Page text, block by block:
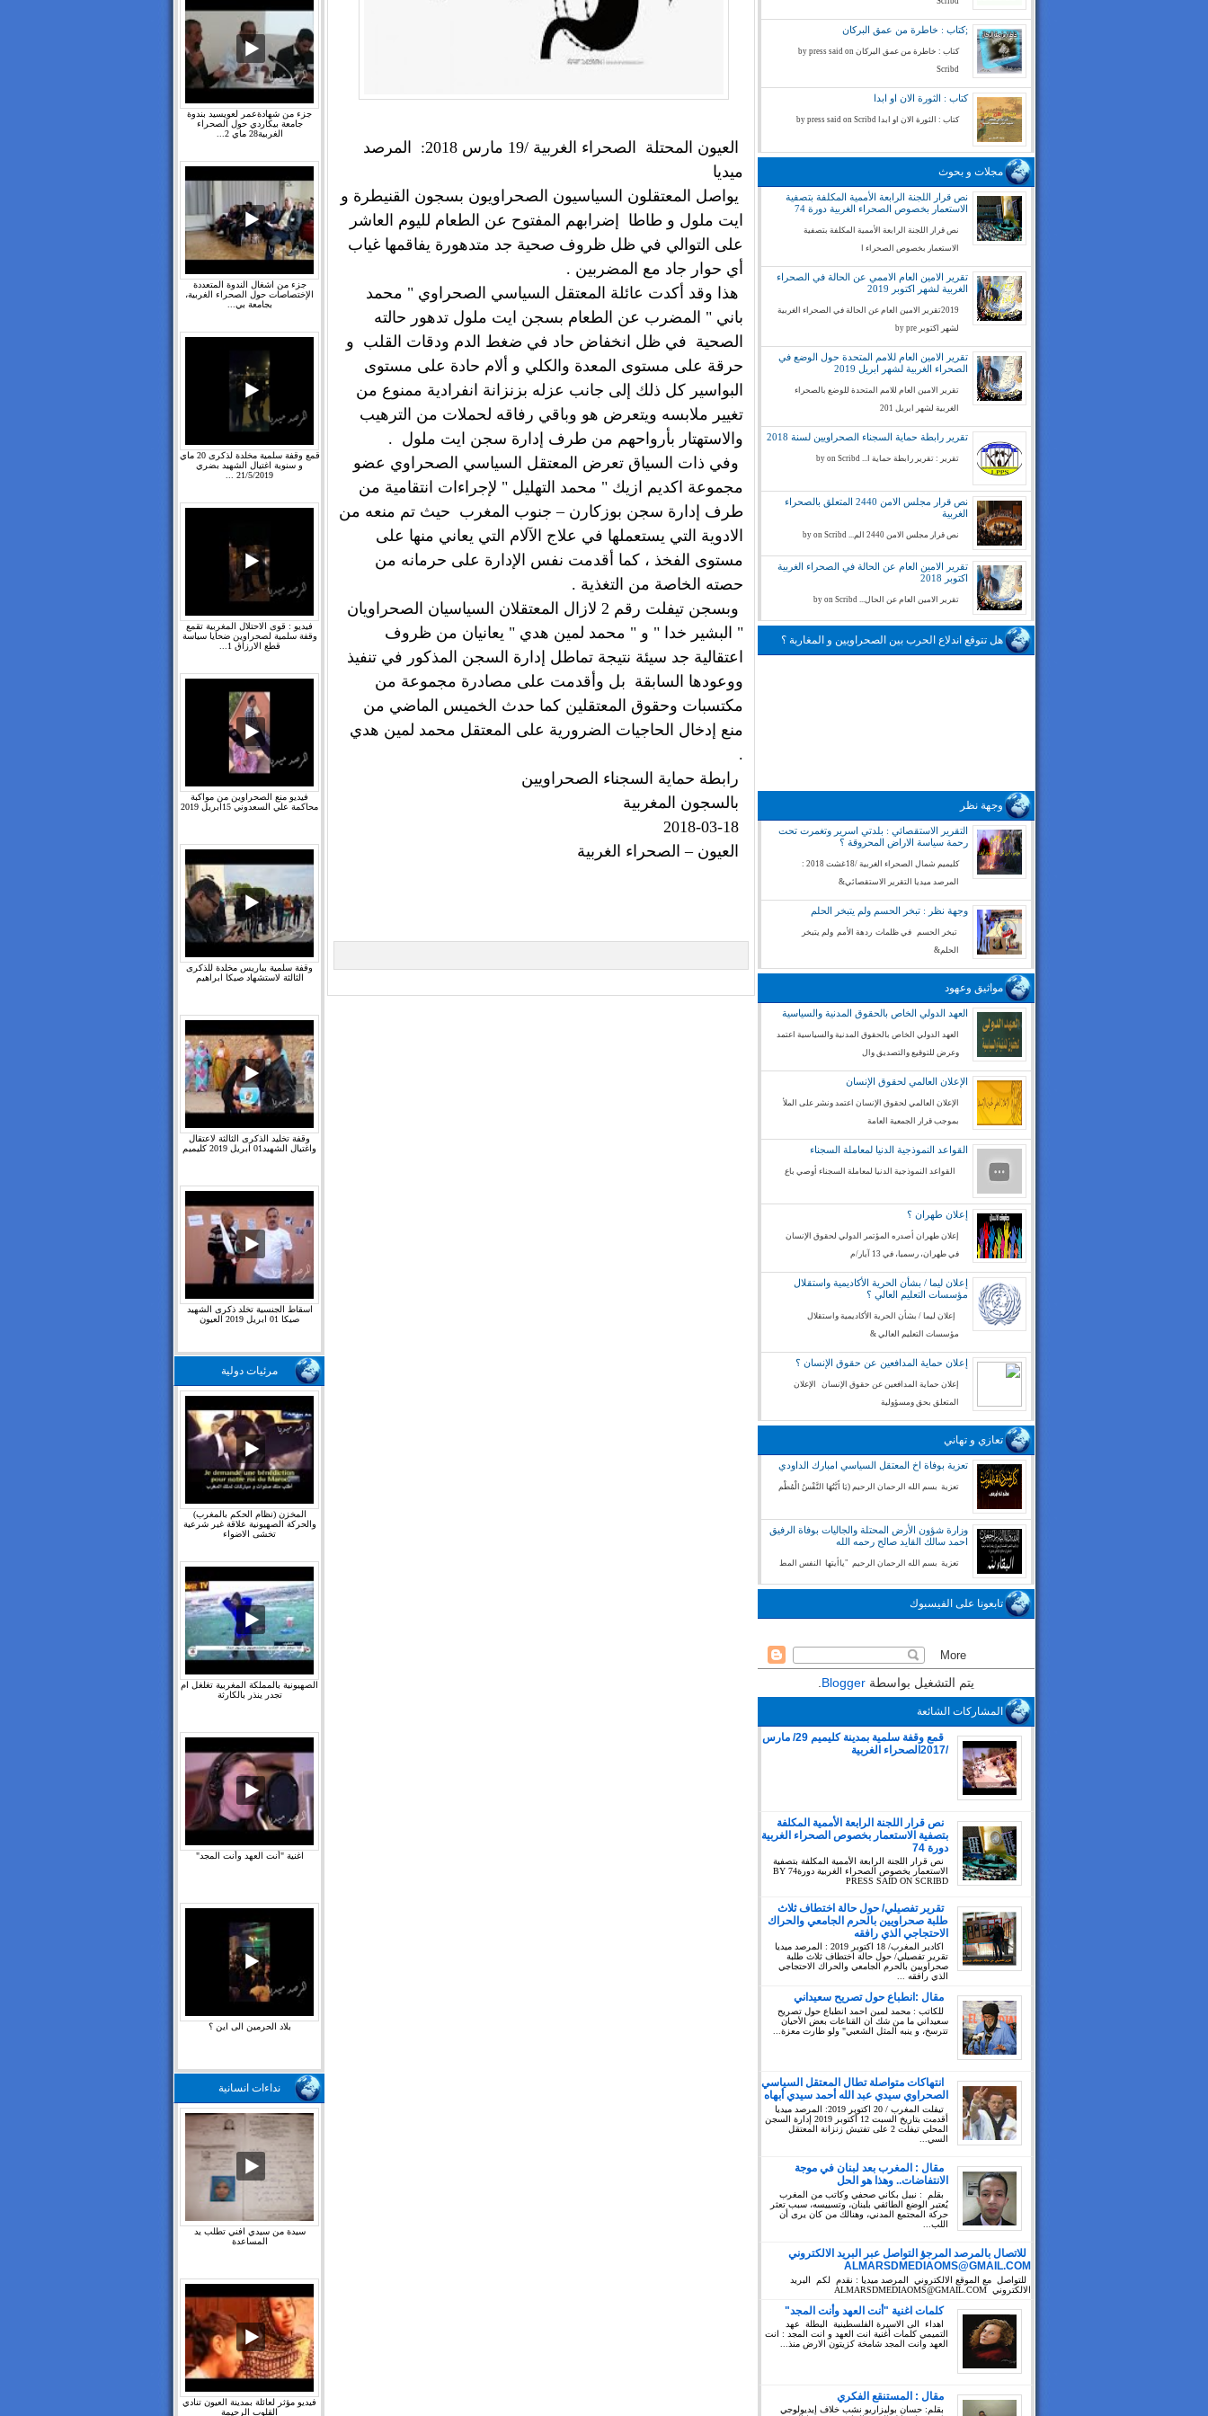
;كتاب : خاطرة من عمق البركان
كتاب : خاطرة من عمق البركان by press said on
Scribd
كتاب : الثورة الان او ابدا
كتاب : الثورة الان او ابدا by press said on Scribd
مجلات و بحوث
نص قرار اللجنة الرابعة الأممية المكلفة بتصفية
الاستعمار بخصوص الصحراء الغربية دورة 74
نص قرار اللجنة الرابعة الأممية المكلفة بتصفية
الاستعمار بخصوص الصحراء ا
تقرير الامين العام الاممي عن الحالة في الصحراء
الغربية لشهر اكتوبر 2019
2019تقرير الامين العام عن الحالة في الصحراء الغربية
لشهر اكتوبر by pre
تقرير الامين العام للامم المتحدة حول الوضع في
الصحراء الغربية لشهر ابريل 2019
تقرير الامين العام للامم المتحدة للوضع بالصحراء
الغربية لشهر ابريل 201
تقرير رابطة حماية السجناء الصحراويين لسنة 2018
تقرير : تقرير رابطة حماية ا... by on Scribd
نص قرار مجلس الامن 2440 المتعلق بالصحراء
الغربية
نص قرار مجلس الامن 2440 الم... by on Scribd
تقرير الامين العام عن الحالة في الصحراء الغربية
اكتوبر 2018
تقرير الامين العام عن الحال... by on Scribd
هل تتوقع اندلاع الحرب بين الصحراويين و المغاربة ؟
وجهة نظر
التقرير الاستقصائي : بلدتي اسرير وتغمرت تحت
رحمة سياسة الاراض المحروقة ؟
كليميم شمال الصحراء الغربية /18غشت 2018 :
المرصد ميديا التقرير الاستقصائي&
وجهة نظر : تبخر الحسم ولم يتبخر الحلم
تبخر الحسم في ظلمات ردهة الأمم ولم يتبخر
الحلم&
مواثيق وعهود
العهد الدولي الخاص بالحقوق المدنية والسياسية
العهد الدولي الخاص بالحقوق المدنية والسياسية اعتمد
وعرض للتوقيع والتصديق وال
الإعلان العالمي لحقوق الإنسان
الإعلان العالمي لحقوق الإنسان اعتمد ونشر على الملأ
بموجب قرار الجمعية العامة
القواعد النموذجية الدنيا لمعاملة السجناء
القواعد النموذجية الدنيا لمعاملة السجناء أوصي باع
إعلان طهران ؟
إعلان طهران أصدره المؤتمر الدولي لحقوق الإنسان
في طهران، رسميا، في 13 آيار/م
إعلان ليما / بشأن الحرية الأكاديمية واستقلال
مؤسسات التعليم العالي ؟
إعلان ليما / بشأن الحرية الأكاديمية واستقلال
مؤسسات التعليم العالي &
إعلان حماية المدافعين عن حقوق الإنسان ؟
إعلان حماية المدافعين عن حقوق الإنسان الإعلان
المتعلق بحق ومسؤولية
تعازي و تهاني
تعزية بوفاة اخ المعتقل السياسي امبارك الداودي
تعزية بسم الله الرحمان الرحيم (يَا أَيَّتُهَا النَّفْسُ الْمُطْم
وزارة شؤون الأرض المحتلة والجاليات بوفاة الرفيق
احمد سالك القايد صالح رحمه الله
تعزية بسم الله الرحمان الرحيم "ياأيتها النفس المط
تابعونا على الفيسبوك
يتم التشغيل بواسطة Blogger
المشاركات الشائعة
قمع وقفة سلمية بمدينة كليميم 29/ مارس
/2017الصحراء الغربية
نص قرار اللجنة الرابعة الأممية المكلفة
بتصفية الاستعمار بخصوص الصحراء الغربية
دورة 74
نص قرار اللجنة الرابعة الأممية المكلفة بتصفية
الاستعمار بخصوص الصحراء الغربية دورة74 BY
PRESS SAID ON SCRIBD
تقرير تفصيلي/ حول حالة اختطاف ثلاث
طلبة صحراويين بالحرم الجامعي والحراك
الاحتجاجي الذي رافقه
اكادير المغرب/ 18 اكتوبر 2019 : المرصد ميديا
تقرير تفصيلي/ حول حالة اختطاف ثلاث طلبة
صحراويين بالحرم الجامعي والحراك الاحتجاجي
الذي رافقه ...
مقال :انطباع حول تصريح سعيداني
للكاتب : محمد لمين احمد انطباع حول تصريح
سعيداني ما من شك ان القناعات بعض الأحيان
تترسخ، و ينبه المثل الشعبي" ولو طارت معزة...
انتهاكات متواصلة تطال المعتقل السياسي
الصحراوي سيدي عبد الله أحمد سيدي أبهاه
تيفلت المغرب / 20 اكتوبر 2019: المرصد ميديا
أقدمت بتاريخ السبت 12 أكتوبر 2019 إدارة السجن
المحلي تيفلت 2 على تفتيش زنزانة المعتقل
السي...
مقال : المغرب بعد لبنان في موجة
الانتفاضات.. وهذا هو الحل
بقلم : نبيل بكاني صحفي وكاتب من المغرب
يُعتبر الوضع الطائفي بلبنان، وتسييسه، سبب تعثر
حركة المجتمع المدني، وهنالك من كان يرى أن
اللب...
للاتصال بالمرصد المرجؤ التواصل عبر البريد الالكتروني
ALMARSDMEDIAOMS@GMAIL.COM
للتواصل مع الموقع الالكتروني المرصد ميديا : نقدم لكم البريد
الالكتروني ALMARSDMEDIAOMS@GMAIL.COM
كلمات اغنية "أنت العهد وأنت المجد"
اهداء الى الاسيرة الفلسطينية البطلة عهد
التميمي كلمات أغنية انت العهد و انت المجد : انت
العهد وانت المجد شامخة كزيتون الارض منذ...
مقال : المستنقع الفكري
بقلم: حسان بوليزاريو نشب خلاف إيديولوجي
جزء من شهادةعمر لعويسيد بندوة
جامعة بيكاردي حول الصحراء
الغربية28 ماي 2...
جزء من اشغال الندوة المتعددة
الإختصاصات حول الصحراء الغربية،
بجامعة بي...
قمع وقفة سلمية مخلدة لذكرى 20 ماي
و سنوية اغتيال الشهيد بضري
21/5/2019 ...
فيديو : قوى الاحتلال المغربية تقمع
وقفة سلمية لصحراوين ضحايا سياسة
قطع الارزاق 1...
فيديو منع الصحراوين من مواكبة
محاكمة علي السعدوني 15ابريل 2019
وقفة سلمية بباريس مخلدة للذكرى
الثالثة لاستشهاد صيكا ابراهيم
وقفة تخليد الذكرى الثالثة لاعتقال
واغتيال الشهيد01 ابريل 2019 كليميم
اسقاط الجنسية تخلد ذكرى الشهيد
صيكا 01 ابريل 2019 العيون
مرئيات دولية
المخزن (نظام الحكم بالمغرب)
والحركة الصهيونية علاقة غير شرعية
تخشى الاضواء
الصهيونية بالمملكة المغربية تغلغل ام
تجدر ينذر بالكارثة
اغنية "أنت العهد وأنت المجد"
بلاد الحرمين الى اين ؟
نداءات انسانية
سيدة من سيدي افني تطلب يد
المساعدة
فيديو مؤثر لعائلة بمدينة العيون تنادي
القلوب الرحيمة
العيون المحتلة الصحراء الغربية /19 مارس 2018: المرصد
ميديا
يواصل المعتقلون السياسيون الصحراويون بسجون القنيطرة و
ايت ملول و طاطا إضرابهم المفتوح عن الطعام لليوم العاشر
على التوالي في ظل ظروف صحية جد متدهورة يفاقمها غياب
أي حوار جاد مع المضربين .
هذا وقد أكدت عائلة المعتقل السياسي الصحراوي " محمد
باني " المضرب عن الطعام بسجن ايت ملول تدهور حالته
الصحية في ظل انخفاض حاد في ضغط الدم ودقات القلب و
حرقة على مستوى المعدة والكلي و ألام حادة على مستوى
البواسير كل ذلك إلى جانب عزله بزنزانة انفرادية ممنوع من
تغيير ملابسه ويتعرض هو وباقي رفاقه لحملات من الترهيب
والاستهتار بأرواحهم من طرف إدارة سجن ايت ملول .
وفي ذات السياق تعرض المعتقل السياسي الصحراوي عضو
مجموعة اكديم ازيك " محمد التهليل " لإجراءات انتقامية من
طرف إدارة سجن بوزكارن – جنوب المغرب حيث تم منعه من
الادوية التي يستعملها في علاج الآلام التي يعاني منها على
مستوى الفخذ ، كما أقدمت نفس الإدارة على حرمانه من
حصته الخاصة من التغذية .
وبسجن تيفلت رقم 2 لازال المعتقلان السياسيان الصحراويان
" البشير خدا " و " محمد لمين هدي " يعانيان من ظروف
اعتقالية جد سيئة نتيجة تماطل إدارة السجن المذكور في تنفيذ
ووعودها السابقة بل وأقدمت على مصادرة مجموعة من
مكتسبات وحقوق المعتقلين كما حدث الخميس الماضي من
منع إدخال الحاجيات الضرورية على المعتقل محمد لمين هدي
.
رابطة حماية السجناء الصحراويين
بالسجون المغربية
2018-03-18
العيون – الصحراء الغربية